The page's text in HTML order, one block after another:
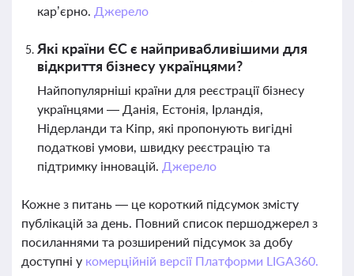
кар’єрно. Джерело
Які країни ЄС є найпривабливішими для
відкриття бізнесу українцями?
Найпопулярніші країни для реєстрації бізнесу
українцями — Данія, Естонія, Ірландія,
Нідерланди та Кіпр, які пропонують вигідні
податкові умови, швидку реєстрацію та
підтримку інновацій. Джерело
Кожне з питань — це короткий підсумок змісту
публікацій за день. Повний список першоджерел з
посиланнями та розширений підсумок за добу
доступні у комерційній версії Платформи LIGA360.